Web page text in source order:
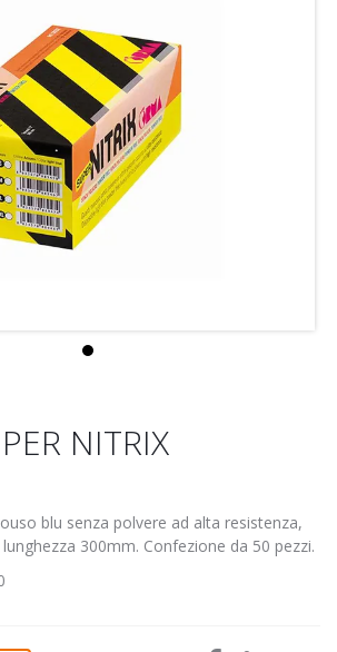
NITRIX
blu senza polvere ad alta resistenza,
300mm. Confezione da 50 pezzi.